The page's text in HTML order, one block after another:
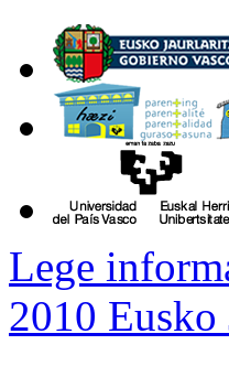
Lege
2010 Eusko